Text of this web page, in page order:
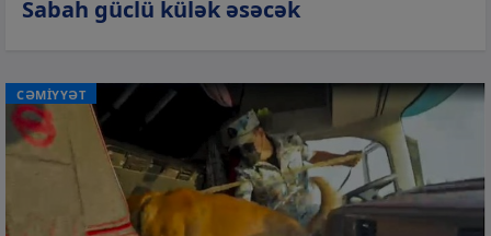
Sabah güclü külək əsəcək
CƏMİYYƏT